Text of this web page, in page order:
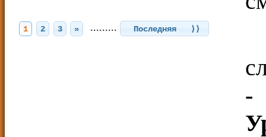
1 2 3 » ......... Последняя ⟩⟩
-